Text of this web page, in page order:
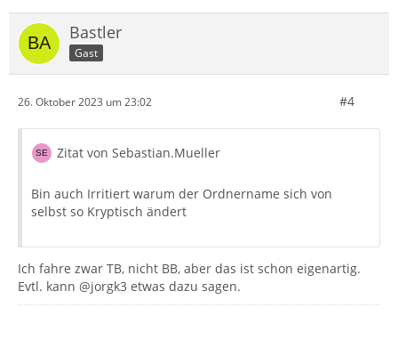
Bastler
Gast
26. Oktober 2023 um 23:02 #4
Zitat von Sebastian.Mueller
Bin auch Irritiert warum der Ordnername sich von
selbst so Kryptisch ändert
Ich fahre zwar TB, nicht BB, aber das ist schon eigenartig.
Evtl. kann @jorgk3 etwas dazu sagen.